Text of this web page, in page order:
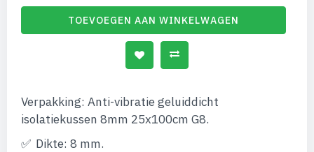
TOEVOEGEN AAN WINKELWAGEN
Verpakking: Anti-vibratie geluiddicht
isolatiekussen 8mm 25x100cm G8.
Dikte: 8 mm.